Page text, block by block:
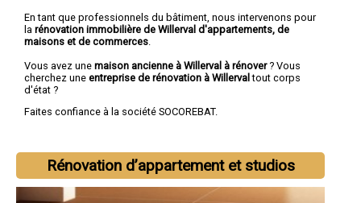
En tant que professionnels du bâtiment, nous intervenons pour
la rénovation immobilière de Willerval d'appartements, de
maisons et de commerces
Vous avez une maison ancienne à Willerval à rénover? Vous
cherchez une entreprise de rénovation à Willervaltout corps
d'état ?
Faites confiance à la société SOCOREBAT.
Rénovation d’appartement et studios